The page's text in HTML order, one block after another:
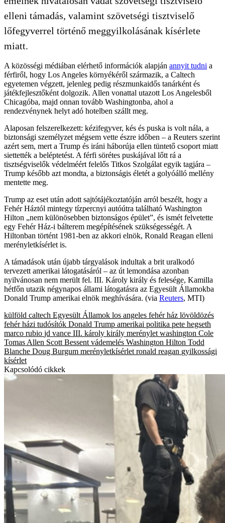
elleni támadás, valamint szövetségi tisztviselő
lőfegyverrel történő meggyilkolásának kísérlete
miatt.
A közösségi médiában elérhető információk alapján annyit tudni a
férfiről, hogy Los Angeles környékéről származik, a Caltech
egyetemen végzett, jelenleg pedig részmunkaidős tanárként és
játékfejlesztőként dolgozik. Allen vonattal utazott Los Angelesből
Chicagóba, majd onnan tovább Washingtonba, ahol a
rendezvénynek helyt adó hotelben szállt meg.
Alaposan felszerelkezett: kézifegyver, kés és puska is volt nála, a
biztonsági személyzet mégsem vette észre időben – a Reuters szerint
azért sem, mert a Trump és iráni háborúja ellen tüntető csoport miatt
siettették a beléptetést. A férfi sörétes puskájával lőtt rá a
tisztségviselők védelméért felelős Titkos Szolgálat egyik tagjára –
Trump később azt mondta, a biztonságis életét a golyóálló mellény
mentette meg.
Trump az eset után adott sajtótájékoztatóján arról beszélt, hogy a
Fehér Háztól mintegy tízpercnyi autóútra található Washington
Hilton „nem különösebben biztonságos épület”, és ismét felvetette
egy Fehér Ház-i bálterem megépítésének szükségességét. A
Hiltonban történt 1981-ben az akkori elnök, Ronald Reagan elleni
merényletkísérlet is.
A támadások után újabb tárgyalások indultak a brit uralkodó
tervezett amerikai látogatásáról – az út lemondása azonban
nyilvánosan nem merült fel. III. Károly király és felesége, Kamilla
hétfőn utazik négynapos állami látogatásra az Egyesült Államokba
Donald Trump amerikai elnök meghívására. (via Reuters, MTI)
külföld caltech Egyesült Államok los angeles fehér ház lövöldözés
fehér házi tudósítók Donald Trump amerikai politika pete hegseth
marco rubio jd vance III. károly király merénylet washington Cole
Tomas Allen Scott Bessent vádemelés Washington Hilton Todd
Blanche Doug Burgum merényletkísérlet ronald reagan gyilkossági
kísérlet
Kapcsolódó cikkek